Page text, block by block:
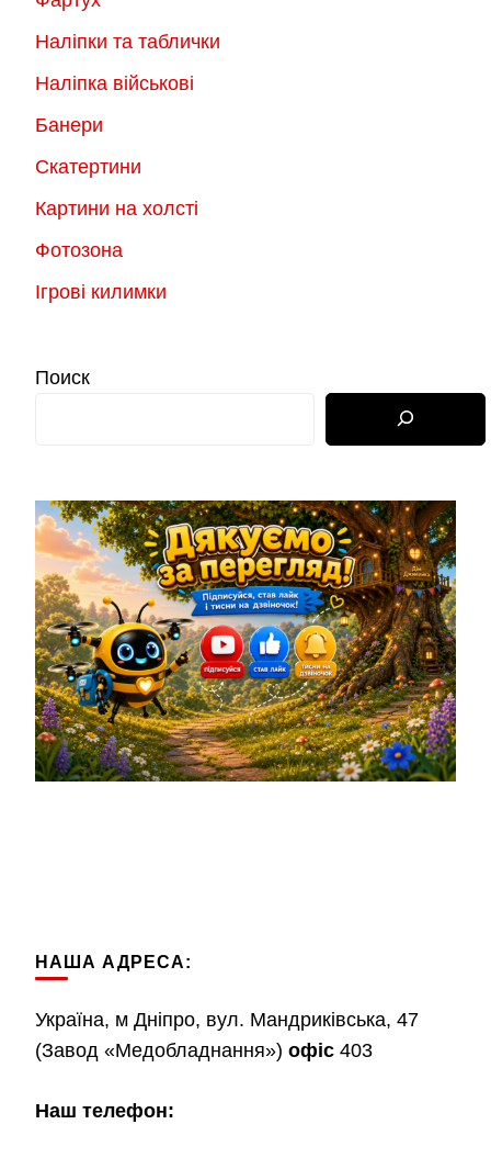
Наліпки та таблички
Наліпка військові
Банери
Скатертини
Картини на холсті
Фотозона
Ігрові килимки
Поиск
НАША АДРЕСА:
Україна, м Дніпро, вул. Мандриківська, 47
(Завод «Медобладнання») офіс 403
Наш телефон: